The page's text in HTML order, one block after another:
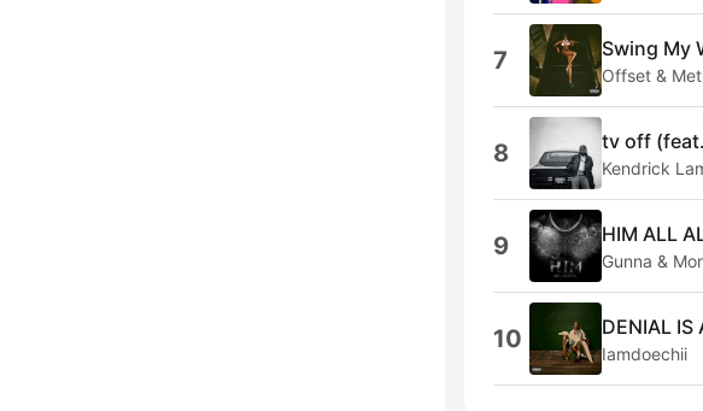
7 Swing My
Offset &
8 tv off
Kendrick
9 HIM ALL
Gunna &
10 DENIAL IS
Iamdoechii